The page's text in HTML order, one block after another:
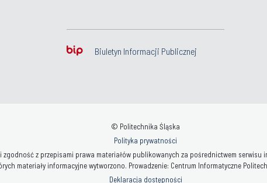
Biuletyn Informacji Publicznej
© Politechnika Śląska
Polityka prywatności
z przepisami prawa materiałów publikowanych za pośrednictwem
materiały informacyjne wytworzono. Prowadzenie: Centrum Informatyczne
Deklaracja dostępności